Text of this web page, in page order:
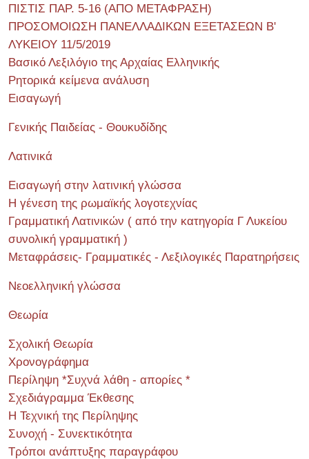
ΠΙΣΤΙΣ ΠΑΡ. 5-16 (ΑΠΟ ΜΕΤΑΦΡΑΣΗ)
ΠΡΟΣΟΜΟΙΩΣΗ ΠΑΝΕΛΛΑΔΙΚΩΝ ΕΞΕΤΑΣΕΩΝ Β'
ΛΥΚΕΙΟΥ 11/5/2019
Βασικό Λεξιλόγιο της Αρχαίας Ελληνικής
Ρητορικά κείμενα ανάλυση
Εισαγωγή
Γενικής Παιδείας - Θουκυδίδης
Λατινικά
Εισαγωγή στην λατινική γλώσσα
Η γένεση της ρωμαϊκής λογοτεχνίας
Γραμματική Λατινικών ( από την κατηγορία Γ Λυκείου
συνολική γραμματική )
Μεταφράσεις- Γραμματικές - Λεξιλογικές Παρατηρήσεις
Νεοελληνική γλώσσα
Θεωρία
Σχολική Θεωρία
Χρονογράφημα
Περίληψη *Συχνά λάθη - απορίες *
Σχεδιάγραμμα Έκθεσης
Η Τεχνική της Περίληψης
Συνοχή - Συνεκτικότητα
Τρόποι ανάπτυξης παραγράφου